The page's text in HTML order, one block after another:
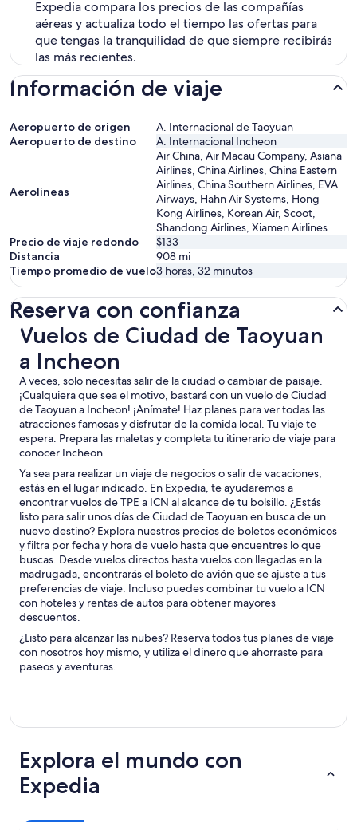
Expedia compara los precios de las compañías
aéreas y actualiza todo el tiempo las ofertas para
que tengas la tranquilidad de que siempre recibirás
las más recientes.
Información de viaje
Aeropuerto de origen
A. Internacional de Taoyuan
Aeropuerto de destino
A. Internacional Incheon
Aerolíneas
Air China, Air Macau Company, Asiana
Airlines, China Airlines, China Eastern
Airlines, China Southern Airlines, EVA
Airways, Hahn Air Systems, Hong
Kong Airlines, Korean Air, Scoot,
Shandong Airlines, Xiamen Airlines
Precio de viaje redondo
$133
Distancia
908 mi
Tiempo promedio de vuelo3 horas, 32 minutos
Reserva con confianza
Vuelos de Ciudad de Taoyuan
a Incheon
A veces, solo necesitas salir de la ciudad o cambiar de paisaje.
¡Cualquiera que sea el motivo, bastará con un vuelo de Ciudad
de Taoyuan a Incheon! ¡Anímate! Haz planes para ver todas las
atracciones famosas y disfrutar de la comida local. Tu viaje te
espera. Prepara las maletas y completa tu itinerario de viaje para
conocer Incheon.
Ya sea para realizar un viaje de negocios o salir de vacaciones,
estás en el lugar indicado. En Expedia, te ayudaremos a
encontrar vuelos de TPE a ICN al alcance de tu bolsillo. ¿Estás
listo para salir unos días de Ciudad de Taoyuan en busca de un
nuevo destino? Explora nuestros precios de boletos económicos
y filtra por fecha y hora de vuelo hasta que encuentres lo que
buscas. Desde vuelos directos hasta vuelos con llegadas en la
madrugada, encontrarás el boleto de avión que se ajuste a tus
preferencias de viaje. Incluso puedes combinar tu vuelo a ICN
con hoteles y rentas de autos para obtener mayores
descuentos.
¿Listo para alcanzar las nubes? Reserva todos tus planes de viaje
con nosotros hoy mismo, y utiliza el dinero que ahorraste para
paseos y aventuras.
Vuelos de Ciudad de Taoyuan a Incheon
Explora el mundo con
Expedia